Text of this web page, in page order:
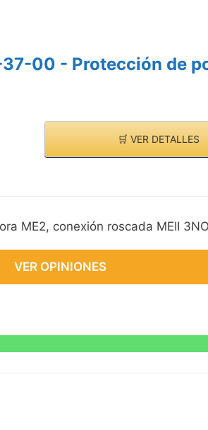
00 - Protección de
🛒 VER DETALLES
ME2, conexión roscada MEII
VER OPINIONES